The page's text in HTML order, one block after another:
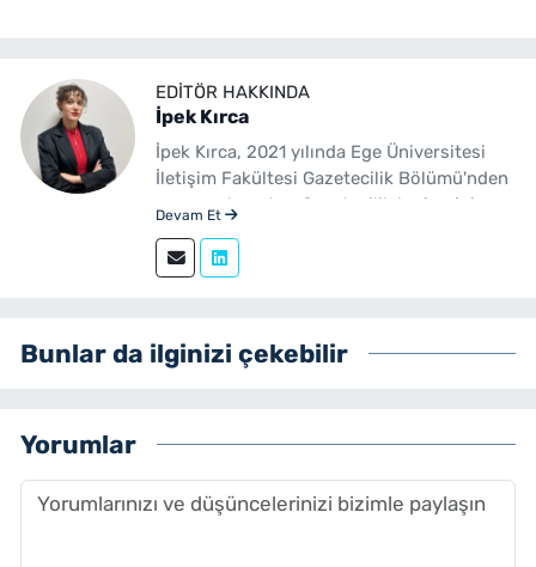
EDITÖR HAKKINDA
İpek Kırca
İpek Kırca, 2021 yılında Ege Üniversitesi
İletişim Fakültesi Gazetecilik Bölümü'nden
mezun olmuştur. Gazetecilik kariyerini
yenibakishaber.com bünyesinde muhabir
ve editör olarak görev yapmaktadır.
Devam Et
Bunlar da ilginizi çekebilir
Yorumlar